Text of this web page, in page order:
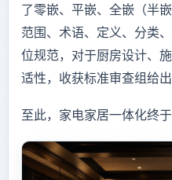
了零嵌、平嵌、全嵌（半
范围、术语、定义、分类
位规范，对于厨房设计、
适性，收获标准审查组给出
至此，家电家居一体化终于